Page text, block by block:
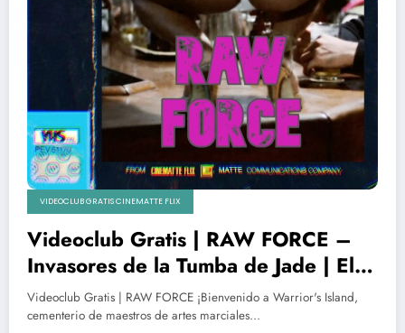
VIDEOCLUB GRATIS CINEMATTE FLIX
Videoclub Gratis | RAW FORCE –
Invasores de la Tumba de Jade | El
gran film de culto por fin en
CinematteFlix
Videoclub Gratis | RAW FORCE ¡Bienvenido a Warrior's Island,
cementerio de maestros de artes marciales…